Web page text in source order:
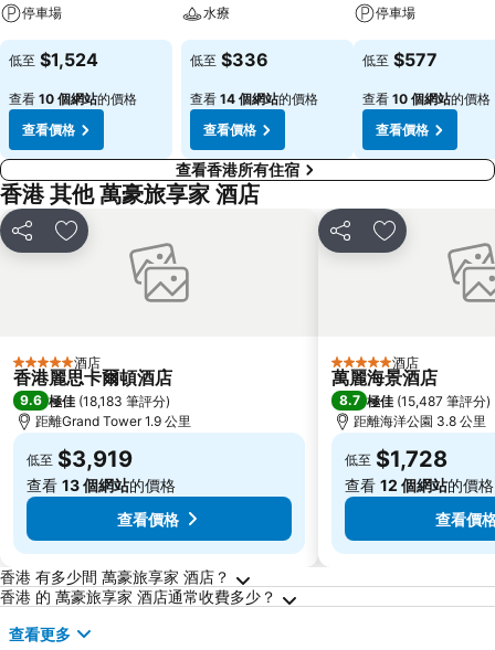
停車場
低至 $1,524
查看 10 個網站的價格
查看價格
水療
低至 $336
查看 14 個網站的價格
查看價格
停車場
低至 $577
查看 10 個網站的價格
查看價格
查看香港所有住宿
香港 其他 萬豪旅享家 酒店
分享 放到收藏夾
5 星級 酒店
香港麗思卡爾頓酒店
9.6 極佳 (18,183 筆評分)
距離Grand Tower 1.9 公里
低至 $3,919
查看 13 個網站的價格
查看價格
分享 放到收藏夾
5 星級 酒店
萬麗海景酒店
8.7 極佳 (15,487 筆評分)
距離海洋公園 3.8 公里
低至 $1,728
查看 12 個網站的價格
查看價
關於香港的常見問答
香港 有多少間 萬豪旅享家 酒店？
香港 的 萬豪旅享家 酒店通常收費多少？
查看更多